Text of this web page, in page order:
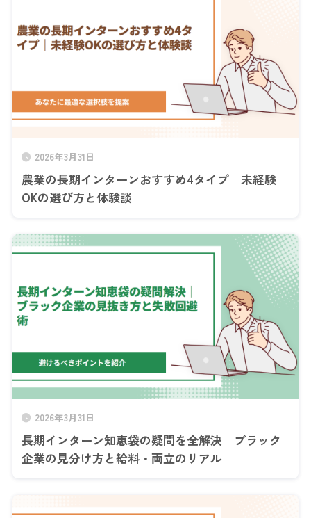
2026年3月31日
農業の長期インターンおすすめ4タイプ｜未経験
OKの選び方と体験談
2026年3月31日
長期インターン知恵袋の疑問を全解決｜ブラック
企業の見分け方と給料・両立のリアル